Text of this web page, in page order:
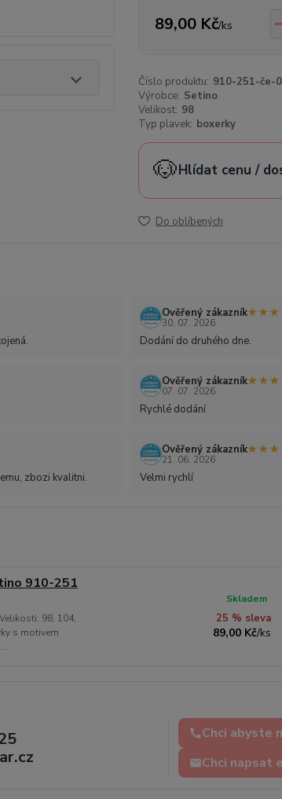
89,00 Kč/ks
Číslo produktu: 910-251-če-
Výrobce: Setino
Velikost: 98
Typ plavek: boxerky
🐶Hlídat cenu /
Do oblíbených
Ověřený zákazník
30. 07. 2026
Dodání do druhého dne.
Ověřený zákazník
07. 07. 2026
Rychlé dodání
zbozi kvalitni.
Ověřený zákazník
21. 06. 2026
Velmi rychlí
910-251
98, 104,
s motivem
25 % sleva
89,00 Kč/ks
Skladem
Chci abyste
Chci napsat